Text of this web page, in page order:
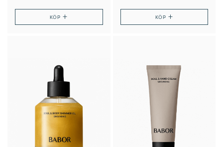
KÖP+ KÖP +